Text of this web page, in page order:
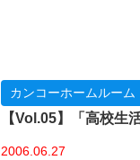
【Vol.05】「高校生
2006.06.27
カンコーホームルーム